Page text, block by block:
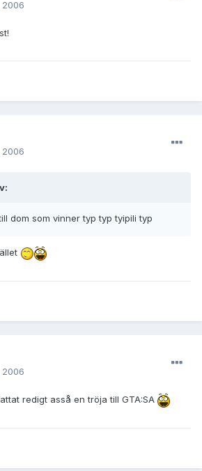
2006
2006
dom som vinner typ typ tyipili typ
2006
redigt asså en tröja till GTA:SA